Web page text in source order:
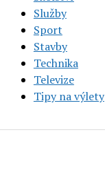
Služby
Sport
Stavby
Technika
Televize
Tipy na výlety